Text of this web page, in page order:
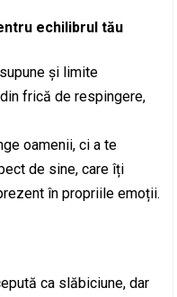
echilibrul tău
și limite
frică de respingere,
oamenii, ci a te
de sine, care îți
în propriile emoții.
ca slăbiciune, dar